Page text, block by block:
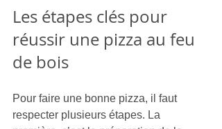
Les étapes clés pour
réussir une pizza au feu
de bois
Pour faire une bonne pizza, il faut
respecter plusieurs étapes. La